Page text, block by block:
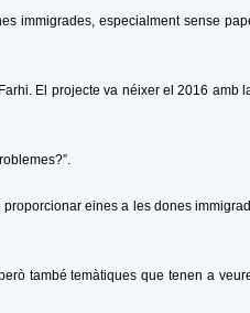
immigrades, especialment sense
El projecte va néixer el 2016 amb
proporcionar eines a les dones
també temàtiques que tenen a